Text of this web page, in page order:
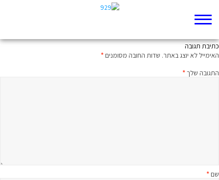
כתיבת תגובה
האימייל לא יוצג באתר. שדות החובה מסומנים*
התגובה שלך*
שם*